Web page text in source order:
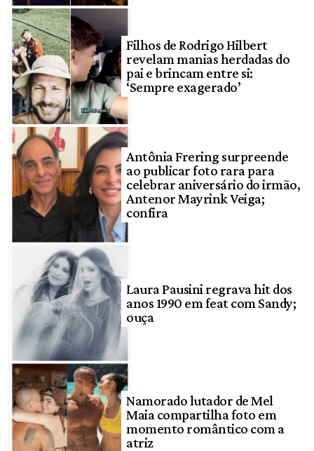
Filhos de Rodrigo Hilbert
revelam manias herdadas do
pai e brincam entre si:
‘Sempre exagerado’
Antônia Frering surpreende
ao publicar foto rara para
celebrar aniversário do irmão,
Antenor Mayrink Veiga;
confira
Laura Pausini regrava hit dos
anos 1990 em feat com Sandy;
ouça
Namorado lutador de Mel
Maia compartilha foto em
momento romântico com a
atriz